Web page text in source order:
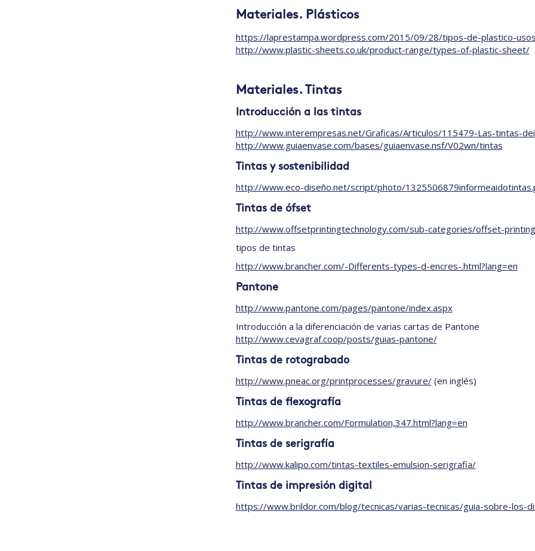
Materiales. Plásticos
https://laprestampa.wordpress.com/2015/09/28/tipos-de-plastico-
http://www.plastic-sheets.co.uk/product-range/types-of-plastic-sheet/
Materiales. Tintas
Introducción a las tintas
http://www.interempresas.net/Graficas/Articulos/115479-Las-tintas-
http://www.guiaenvase.com/bases/guiaenvase.nsf/V02wn/tintas
Tintas y sostenibilidad
http://www.eco-diseño.net/script/photo/
Tintas de ófset
http://www.offsetprintingtechnology.com/sub-categories/offset-
tipos de tintas
http://www.brancher.com/-Differents-types-d-encres-.html?lang=en
Pantone
http://www.pantone.com/pages/pantone/index.aspx
Introducción a la diferenciación de varias cartas de Pantone
http://www.cevagraf.coop/posts/guias-pantone/
Tintas de rotograbado
http://www.pneac.org/printprocesses/gravure/(en inglés)
Tintas de flexografía
http://www.brancher.com/Formulation,347.html?lang=en
Tintas de serigrafía
http://www.kalipo.com/tintas-textiles-emulsion-serigrafia/
Tintas de impresión digital
https://www.brildor.com/blog/tecnicas/varias-tecnicas/guia-sobre-los-